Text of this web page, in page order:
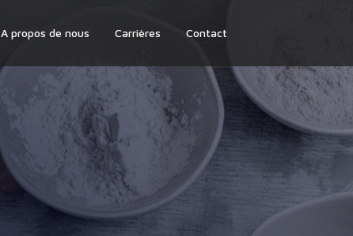
A propos de nous Carrières Contact